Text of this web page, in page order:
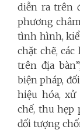
diễn ra trên
phương
tình hình,
chặt chẽ,
trên địa
biện pháp,
hiệu hóa,
chế, thu hẹp
đối tượng